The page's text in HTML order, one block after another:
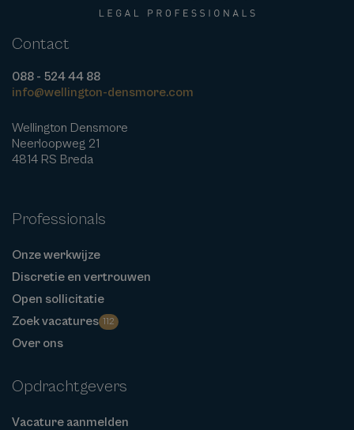
Contact
088 - 524 44 88
info@wellington-densmore.com
Wellington Densmore
Neerloopweg 21
4814 RS Breda
Professionals
Onze werkwijze
Discretie en vertrouwen
Open sollicitatie
Zoek vacatures 112
Over ons
Opdrachtgevers
Vacature aanmelden